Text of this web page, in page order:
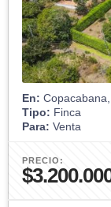
En:
Tipo: Finca
Para: Venta
PRECIO: